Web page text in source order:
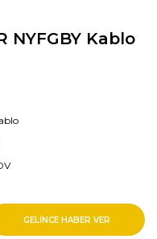
NYFGBY Kablo
GELİNCE HABER VER